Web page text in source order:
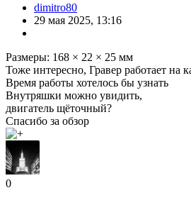
dimitro80
29 мая 2025, 13:16
Размеры: 168 × 22 × 25 мм
Тоже интересно, Гравер работает на
Время работы хотелось бы узнать
Внутряшки можно увидить,
двигатель щёточный?
Спасибо за обзор
0